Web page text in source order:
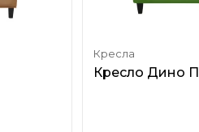
Кресла
Кресло Дино П